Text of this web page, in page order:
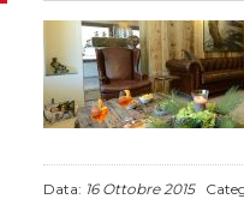
Data: 16 Ottobre 2015